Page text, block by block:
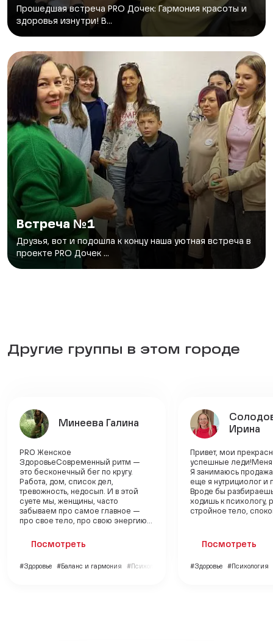
Прошедшая встреча PRO Дочек: Гармония красоты и
здоровья изнутри! В...
Встреча №1
Друзья, вот и подошла к концу наша уютная встреча в
проекте PRO Дочек ...
Другие группы в этом городе
Минеева Галина
PRO Женское
ЗдоровьеСовременный ритм —
это бесконечный бег по кругу.
Работа, дом, список дел,
тревожность, недосып. И в этой
суете мы, женщины, часто
забываем про самое главное —
про свое тело, про свою энергию...
Посмотреть
#Здоровье #Баланс и гармония #Психология
Ирина
Привет, мои
успешные леди!Меня
Я занимаюсь
еще я нутрициолог и
Вроде бы
ходишь к психологу,
стройное тело,
Посмотреть
#Здоровье #Психология